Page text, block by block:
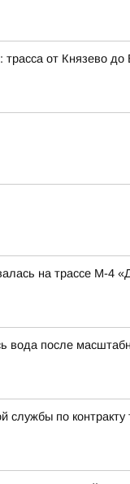
от Князево
на трассе М-
вода после
службы по